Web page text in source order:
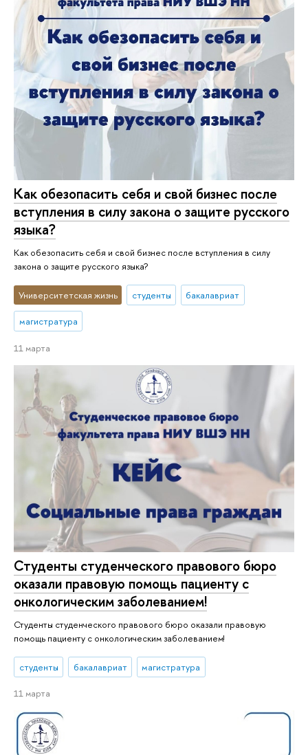
Как обезопасить себя и свой бизнес после
вступления в силу закона о защите русского
языка?
Как обезопасить себя и свой бизнес после вступления в силу
закона о защите русского языка?
Университетская жизнь студенты бакалавриат
магистратура
11 марта
Студенты студенческого правового бюро
оказали правовую помощь пациенту с
онкологическим заболеванием!
Студенты студенческого правового бюро оказали правовую
помощь пациенту с онкологическим заболеванием!
студенты бакалавриат магистратура
11 марта